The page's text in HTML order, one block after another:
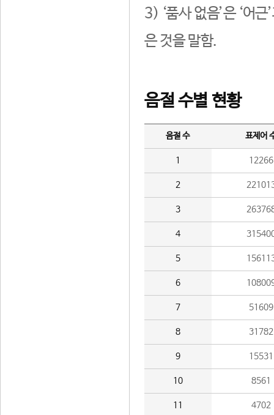
3) ‘품사 없음’은 ‘어
은 것을 말함.
음절 수별 현황
음절 수 표제어
1 12266
2
3
4
5
6
7 51609
8 31782
9 15531
10 8561
11 4702